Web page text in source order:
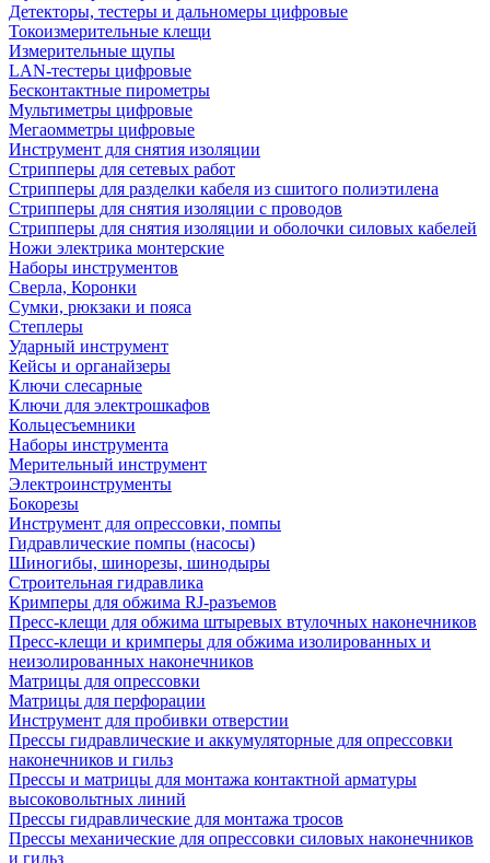
Детекторы, тестеры и дальномеры цифровые
Токоизмерительные клещи
Измерительные щупы
LAN-тестеры цифровые
Бесконтактные пирометры
Мультиметры цифровые
Мегаомметры цифровые
Инструмент для снятия изоляции
Стрипперы для сетевых работ
Стрипперы для разделки кабеля из сшитого полиэтилена
Cтрипперы для снятия изоляции с проводов
Стрипперы для снятия изоляции и оболочки силовых кабелей
Ножи электрика монтерские
Наборы инструментов
Сверла, Коронки
Сумки, рюкзаки и пояса
Степлеры
Ударный инструмент
Кейсы и органайзеры
Ключи слесарные
Ключи для электрошкафов
Кольцесъемники
Наборы инструмента
Мерительный инструмент
Электроинструменты
Бокорезы
Инструмент для опрессовки, помпы
Гидравлические помпы (насосы)
Шиногибы, шинорезы, шинодыры
Строительная гидравлика
Кримперы для обжима RJ-разъемов
Пресс-клещи для обжима штыревых втулочных наконечников
Пресс-клещи и кримперы для обжима изолированных и
неизолированных наконечников
Матрицы для опрессовки
Матрицы для перфорации
Инструмент для пробивки отверстии
Прессы гидравлические и аккумуляторные для опрессовки
наконечников и гильз
Прессы и матрицы для монтажа контактной арматуры
высоковольтных линий
Прессы гидравлические для монтажа тросов
Прессы механические для опрессовки силовых наконечников
и гильз